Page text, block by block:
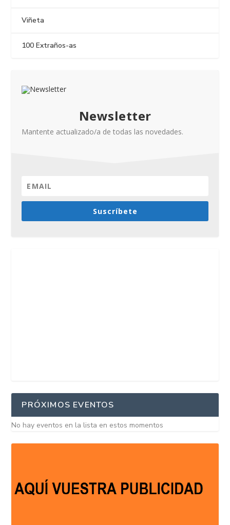
Viñeta
100 Extraños-as
Newsletter
Mantente actualizado/a de todas las novedades.
Suscríbete
PRÓXIMOS EVENTOS
No hay eventos en la lista en estos momentos